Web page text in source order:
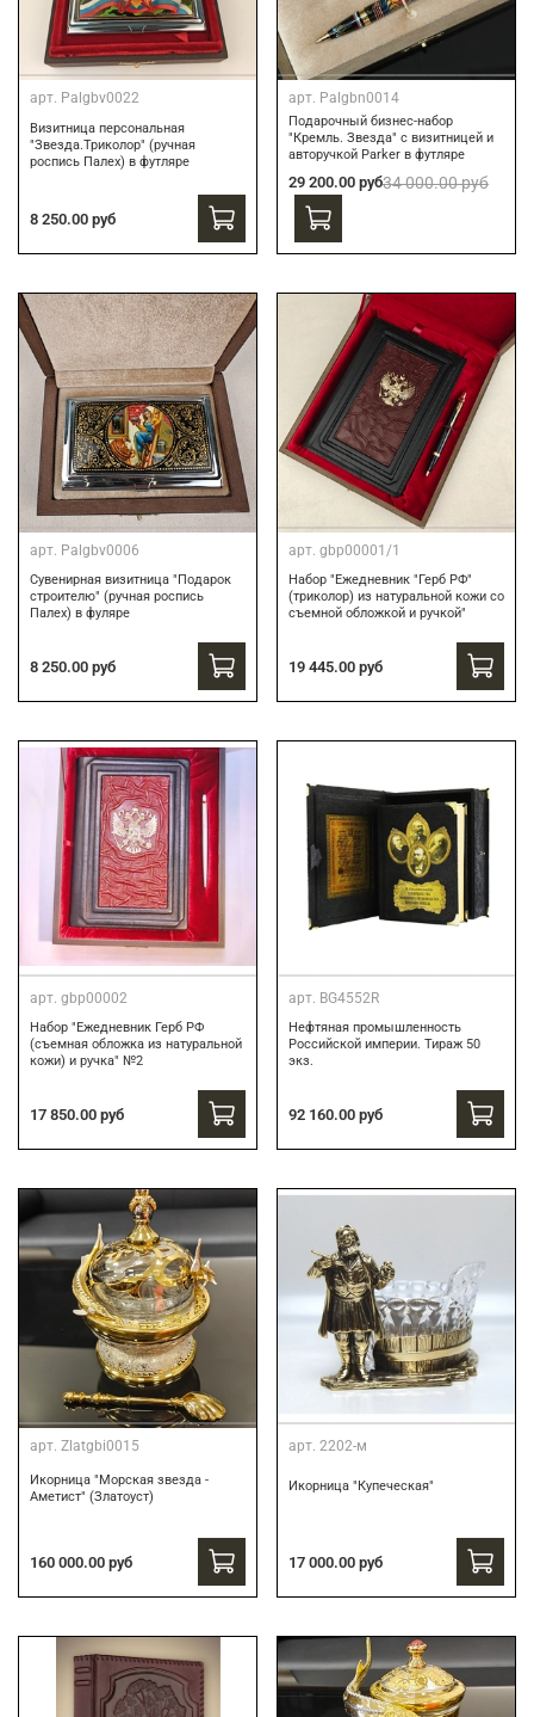
арт. Palgbv0022
Визитница персональная
"Звезда.Триколор" (ручная
роспись Палех) в футляре
8 250.00 руб
арт. Palgbn0014
Подарочный бизнес-набор
"Кремль. Звезда" с визитницей и
авторучкой Parker в футляре
29 200.00 руб34 000.00 руб
арт. Palgbv0006
Сувенирная визитница "Подарок
строителю" (ручная роспись
Палех) в фуляре
8 250.00 руб
арт. gbp00001/1
Набор "Ежедневник "Герб РФ"
(триколор) из натуральной кожи со
съемной обложкой и ручкой"
19 445.00 руб
арт. gbp00002
Набор "Ежедневник Герб РФ
(съемная обложка из натуральной
кожи) и ручка" №2
17 850.00 руб
арт. BG4552R
Нефтяная промышленность
Российской империи. Тираж 50
экз.
92 160.00 руб
арт. Zlatgbi0015
Икорница "Морская звезда -
Аметист" (Златоуст)
160 000.00 руб
арт. 2202-м
Икорница "Купеческая"
17 000.00 руб